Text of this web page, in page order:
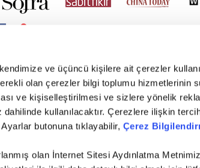
ve üçüncü kişilere ait çerezler
olan çerezler bilgi toplumu hizmetlerinin
ve kişiselleştirilmesi ve sizlere yönelik
dahilinde kullanılacaktır. Çerezlere ilişkin
butonuna tıklayabilir, Çerez
olan İnternet Sitesi Aydınlatma